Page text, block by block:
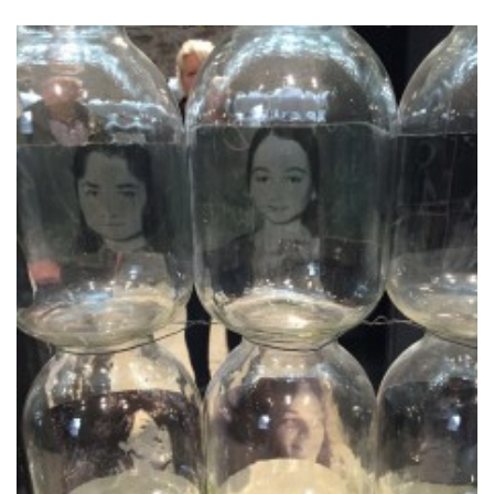
HITTA OSS
Göteborgs konstskola
Första Långgatan 10,
413 03 Göteborg, Sweden
KONTAKTA OSS
Telefon:+46 31 14 80 61
info@gbgkonstskola.se
Kontaktsida
VAD HÄNDER…